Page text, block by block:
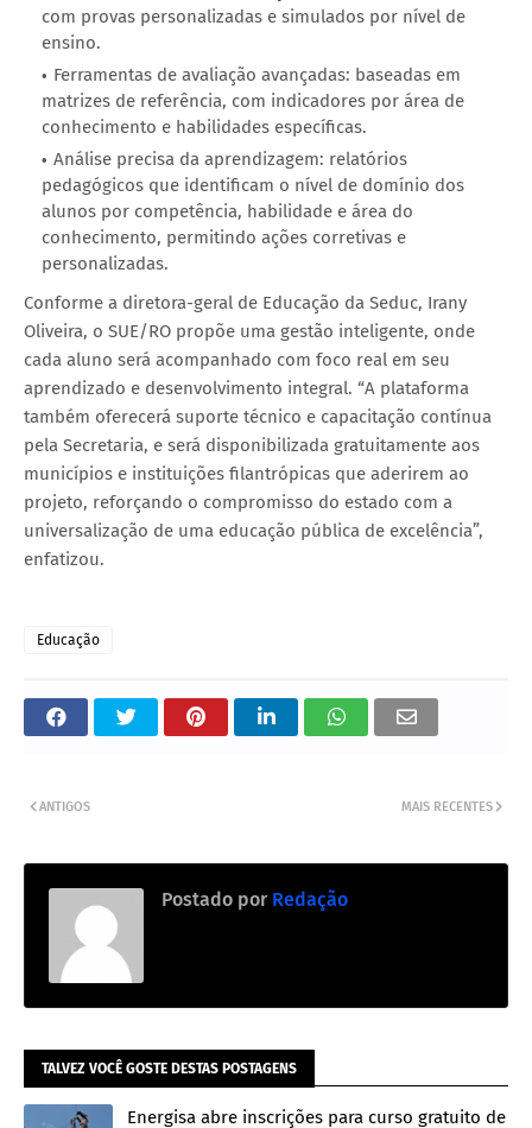
com provas personalizadas e simulados por nível de
ensino.
Ferramentas de avaliação avançadas: baseadas em
matrizes de referência, com indicadores por área de
conhecimento e habilidades específicas.
Análise precisa da aprendizagem: relatórios
pedagógicos que identificam o nível de domínio dos
alunos por competência, habilidade e área do
conhecimento, permitindo ações corretivas e
personalizadas.
Conforme a diretora-geral de Educação da Seduc, Irany
Oliveira, o SUE/RO propõe uma gestão inteligente, onde
cada aluno será acompanhado com foco real em seu
aprendizado e desenvolvimento integral. “A plataforma
também oferecerá suporte técnico e capacitação contínua
pela Secretaria, e será disponibilizada gratuitamente aos
municípios e instituições filantrópicas que aderirem ao
projeto, reforçando o compromisso do estado com a
universalização de uma educação pública de excelência”,
enfatizou.
Educação
MAIS RECENTES
ANTIGOS
Postado por Redação
TALVEZ VOCÊ GOSTE DESTAS POSTAGENS
Energisa abre inscrições para curso gratuito de